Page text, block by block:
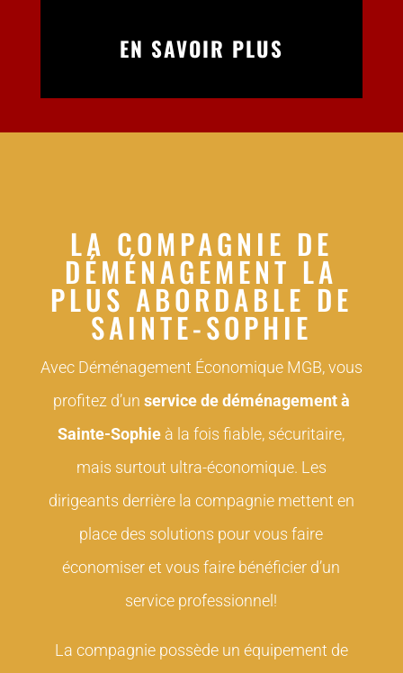
EN SAVOIR PLUS
LA COMPAGNIE DE
DÉMÉNAGEMENT LA
PLUS ABORDABLE DE
SAINTE-SOPHIE
Avec Déménagement Économique MGB, vous
profitez d’un service de déménagement à
Sainte-Sophie à la fois fiable, sécuritaire,
mais surtout ultra-économique. Les
dirigeants derrière la compagnie mettent en
place des solutions pour vous faire
économiser et vous faire bénéficier d’un
service professionnel!
La compagnie possède un équipement de